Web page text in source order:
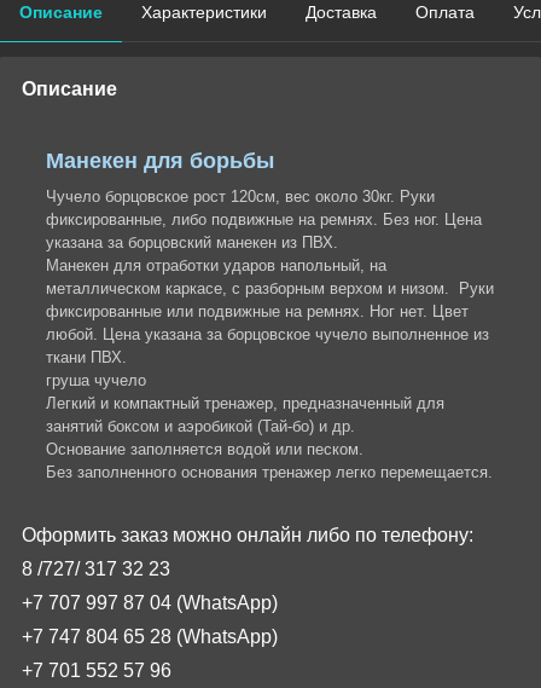
Описание Характеристики Доставка Оплата
Описание
Манекен для борьбы
Чучело борцовское рост 120см, вес около 30кг. Руки
фиксированные, либо подвижные на ремнях. Без ног. Цена
указана за борцовский манекен из ПВХ.
Манекен для отработки ударов напольный, на
металлическом каркасе, с разборным верхом и низом. Руки
фиксированные или подвижные на ремнях. Ног нет. Цвет
любой. Цена указана за борцовское чучело выполненное из
ткани ПВХ.
груша чучело
Легкий и компактный тренажер, предназначенный для
занятий боксом и аэробикой (Тай-бо) и др.
Основание заполняется водой или песком.
Без заполненного основания тренажер легко перемещается.
Оформить заказ можно онлайн либо по телефону:
8 /727/ 317 32 23
+7 707 997 87 04 (WhatsApp)
+7 747 804 65 28 (WhatsApp)
+7 701 552 57 96